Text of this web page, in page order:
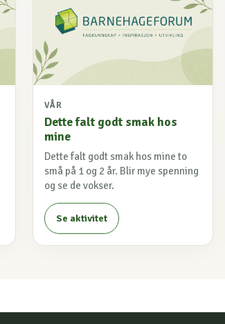
VÅR
Dette falt godt smak hos
mine
Dette falt godt smak hos mine to
små på 1 og 2 år. Blir mye spenning
og se de vokser.
Se aktivitet